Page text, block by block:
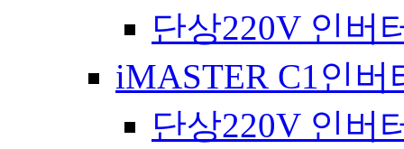
단상220V 인버
iMASTER C1인버
단상220V 인버